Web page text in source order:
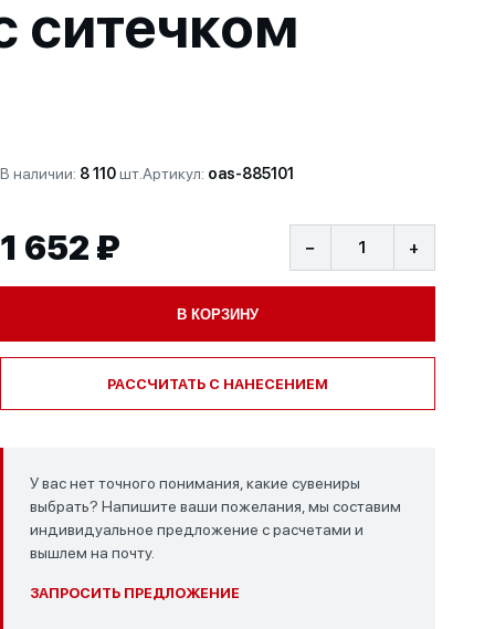
ситечком
В наличии: 8 110шт.Артикул: oas-885101
1 652 ₽ − +
В КОРЗИНУ
РАССЧИТАТЬ С НАНЕСЕНИЕМ
У вас нет точного понимания, какие сувениры
выбрать? Напишите ваши пожелания, мы составим
индивидуальное предложение с расчетами и
вышлем на почту.
ЗАПРОСИТЬ ПРЕДЛОЖЕНИЕ